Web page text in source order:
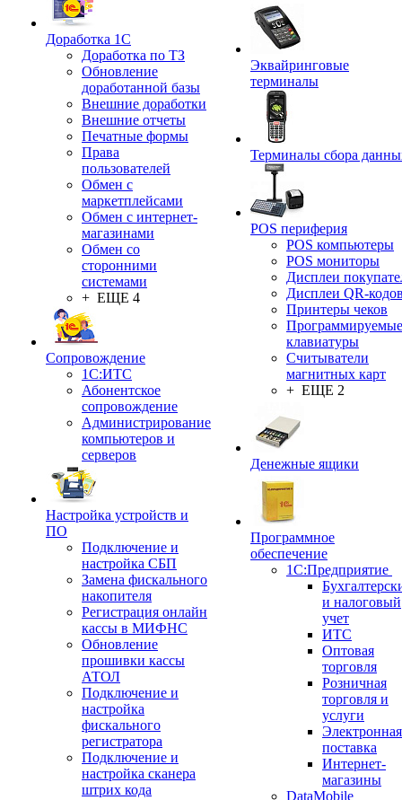
Доработка 1С
Доработка по ТЗ
Обновление
доработанной базы
Внешние доработки
Внешние отчеты
Печатные формы
Права
пользователей
Обмен с
маркетплейсами
Обмен с интернет-
магазинами
Обмен со
сторонними
системами
+ ЕЩЕ 4
Сопровождение
1C:ИТС
Абонентское
сопровождение
Администрирование
компьютеров и
серверов
Настройка устройств и
ПО
Подключение и
настройка СБП
Замена фискального
накопителя
Регистрация онлайн
кассы в МИФНС
Обновление
прошивки кассы
АТОЛ
Подключение и
настройка
фискального
регистратора
Подключение и
настройка сканера
штрих кода
Эквайринговые
терминалы
Терминалы сбора
POS периферия
POS компьютеры
POS мониторы
Дисплеи
Дисплеи QR-
Принтеры чеков
Программируемые
клавиатуры
Считыватели
магнитных карт
+ ЕЩЕ 2
Денежные ящики
Программное
обеспечение
1С:Предприятие
и налоговый
учет
ИТС
Оптовая
торговля
Розничная
торговля и
услуги
Электронная
поставка
Интернет-
магазины
DataMobile